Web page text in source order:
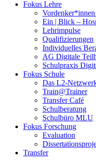
Fokus Lehre
Ein | Blick –
Lehrimpulse
Qualifizierungen
Individuelles
AG Digitale
Schulpraxis
Fokus Schule
Das L2-
Train@Trainer
Transfer Café
Schulberatung
Schulbüro MLU
Fokus Forschung
Evaluation
Transfer